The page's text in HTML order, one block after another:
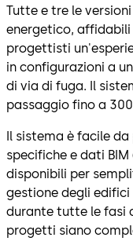
Tutte e tre le
energetico,
progettisti
in configurazioni a
di via di fuga. Il
passaggio fino a
Il sistema è facile
specifiche e dati
disponibili per
gestione degli
durante tutte le fasi
progetti siano